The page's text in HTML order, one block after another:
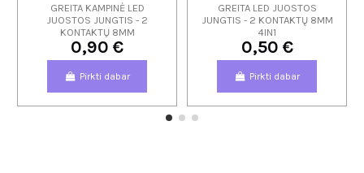
GREITA KAMPINĖ LED
JUOSTOS JUNGTIS - 2
KONTAKTŲ 8MM
0,90 €
Pirkti dabar
GREITA LED JUOSTOS
JUNGTIS - 2 KONTAKTŲ 8MM
4IN1
0,50 €
Pirkti dabar